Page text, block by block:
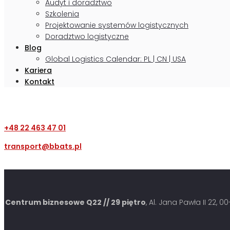
Audyt i doradztwo
Szkolenia
Projektowanie systemów logistycznych
Doradztwo logistyczne
Blog
Global Logistics Calendar: PL | CN | USA
Kariera
Kontakt
+48 22 463 47 01
transport@bbats.pl
Centrum biznesowe Q22 // 29 piętro, Al. Jana Pawła II 22,